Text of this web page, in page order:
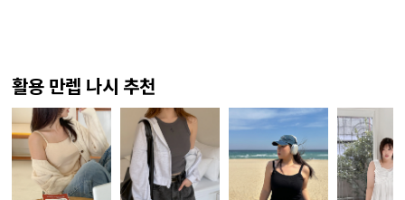
활용 만렙 나시 추천